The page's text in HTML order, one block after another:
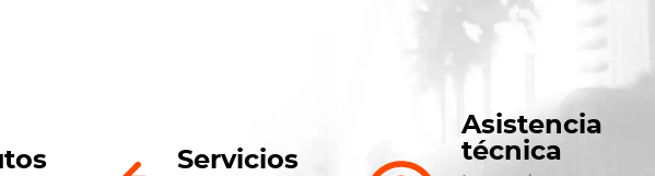
Servicios
Asistencia
técnica